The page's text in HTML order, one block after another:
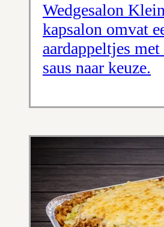
Wedgesalon
kapsalon omvat
aardappeltjes
saus naar keuze.